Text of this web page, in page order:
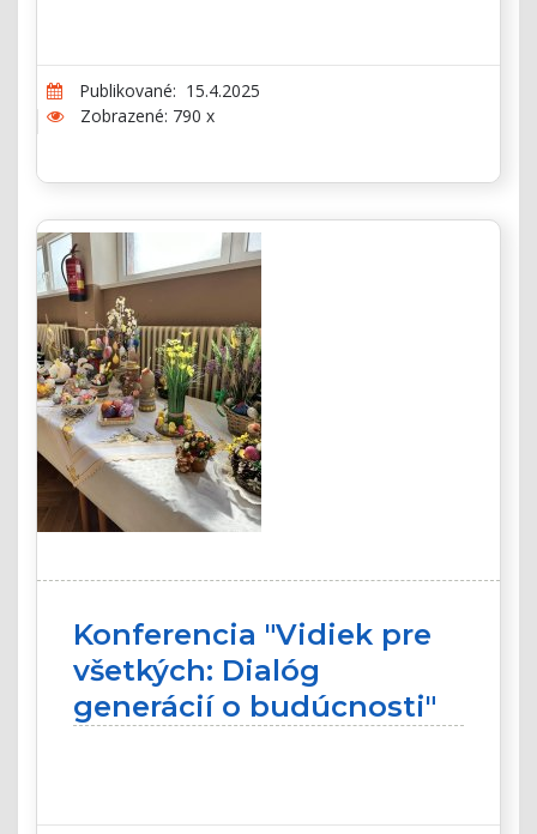
Publikované: 15.4.2025
Zobrazené: 790 x
Konferencia "Vidiek pre
všetkých: Dialóg
generácií o budúcnosti"